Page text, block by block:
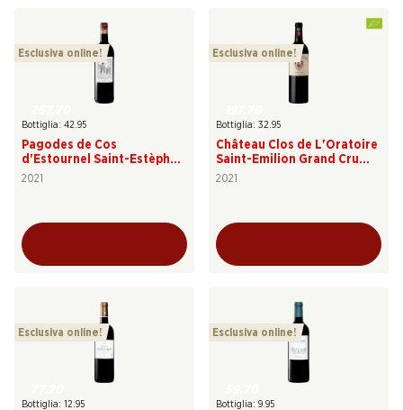
Esclusiva online!
Bottiglia: 42.95
Pagodes de Cos
d'Estournel Saint-Estèphe
AOC
2021
Esclusiva online!
Bottiglia: 32.95
Château Clos de L'Oratoire
Saint-Emilion Grand Cru
classé AOC
2021
Esclusiva online!
Bottiglia: 12.95
Esclusiva online!
Bottiglia: 9.95